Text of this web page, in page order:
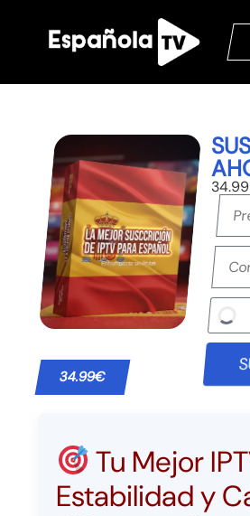
34.99€
Tu Mejor
Estabilidad y